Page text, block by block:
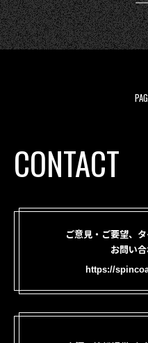
CONTACT
ご意見・ご要望、
お問い
https://